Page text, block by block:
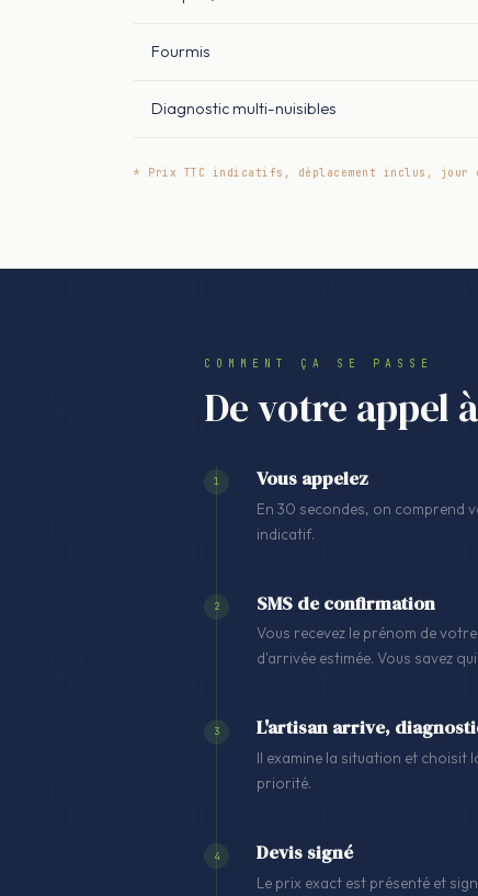
Fourmis
Diagnostic multi-nuisibles
* Prix TTC indicatifs, déplacement inclus,
COMMENT ÇA SE PASSE
De votre appel
1 Vous appelez
En 30 secondes, on comprend
indicatif.
2 SMS de confirmation
Vous recevez le prénom de
d'arrivée estimée. Vous savez
3 L'artisan arrive,
Il examine la situation et choisit
priorité.
4 Devis signé
Le prix exact est présenté et